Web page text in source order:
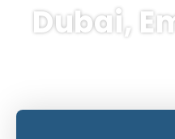
Dubai,